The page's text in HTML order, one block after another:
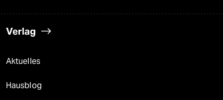
Verlag
Aktuelles
Hausblog